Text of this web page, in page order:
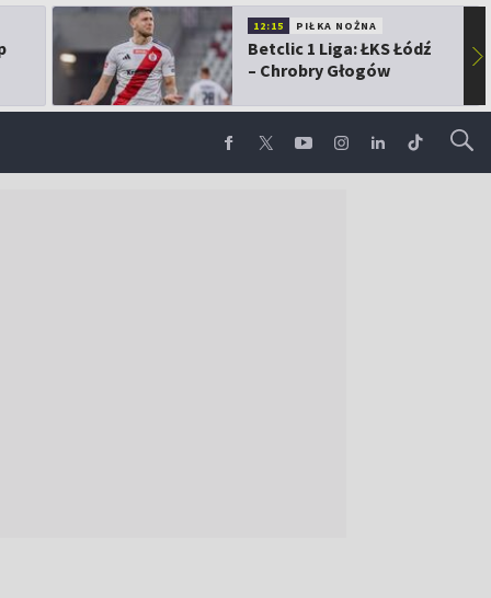
12:15 PIŁKA NOŻNA
Betclic 1 Liga: ŁKS Łódź
– Chrobry Głogów
▶